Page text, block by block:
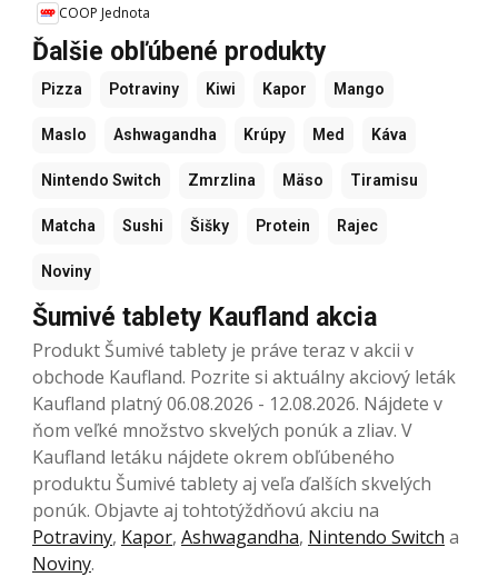
COOP Jednota
Ďalšie obľúbené produkty
Pizza Potraviny Kiwi Kapor Mango
Maslo Ashwagandha Krúpy Med Káva
Nintendo Switch Zmrzlina Mäso Tiramisu
Matcha Sushi Šišky Protein Rajec
Noviny
Šumivé tablety Kaufland akcia
Produkt Šumivé tablety je práve teraz v akcii v
obchode Kaufland. Pozrite si aktuálny akciový leták
Kaufland platný 06.08.2026 - 12.08.2026. Nájdete v
ňom veľké množstvo skvelých ponúk a zliav. V
Kaufland letáku nájdete okrem obľúbeného
produktu Šumivé tablety aj veľa ďalších skvelých
ponúk. Objavte aj tohtotýždňovú akciu na
Potraviny, Kapor, Ashwagandha, Nintendo Switch a
Noviny.